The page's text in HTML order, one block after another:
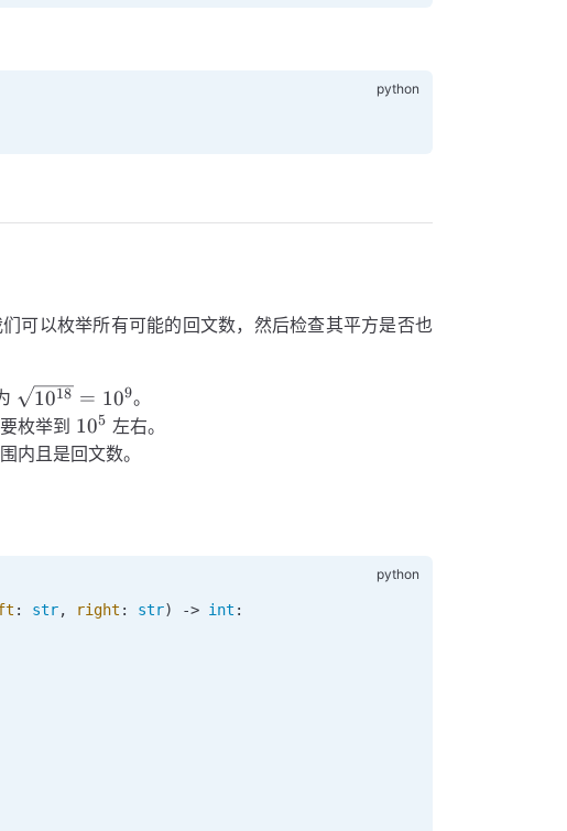
可以枚举所有可能的回文数，然后检查其平方是否也
\sqrt{10^{18}}
= 10^9
1018 = 109。
枚举到 10^5
105 左右。
内且是回文数。
: str, right : str) -> int :